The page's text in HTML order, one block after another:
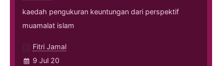
kaedah pengukuran keuntungan dari perspektif
muamalat islam
Fitri Jamal
9 Jul 20